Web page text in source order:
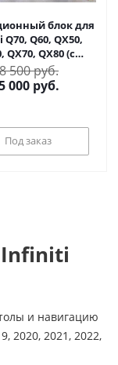
блок для
Q60, QX50,
QX70, QX80 (с
экраном
08IT) на
10 - Radiola RDL-
500 руб.
000 руб.
Под заказ
и навигацию
2020, 2021, 2022,